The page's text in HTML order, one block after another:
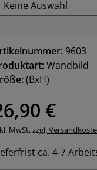
9603
Wandbild
(BxH)
€
MwSt. zzgl.
ca. 4-7